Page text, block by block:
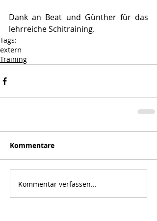
Dank an Beat und Günther für das
lehrreiche Schitraining.
Tags:
extern
Training
Kommentare
Kommentar verfassen...